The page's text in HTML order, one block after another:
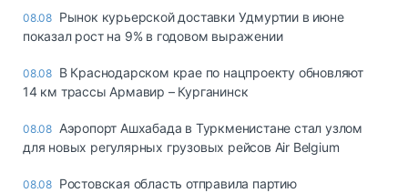
08.08 Рынок курьерской доставки Удмуртии в июне
показал рост на 9% в годовом выражении
08.08 В Краснодарском крае по нацпроекту обновляют
14 км трассы Армавир – Курганинск
08.08 Аэропорт Ашхабада в Туркменистане стал узлом
для новых регулярных грузовых рейсов Air Belgium
08.08 Ростовская область отправила партию